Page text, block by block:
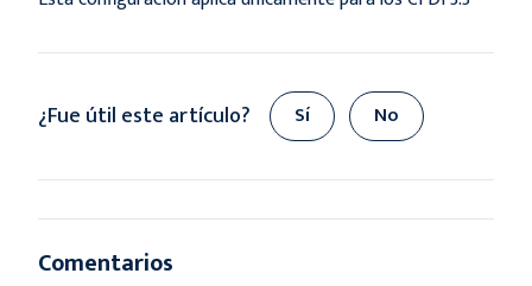
¿Fue útil este artículo? Sí No
Comentarios